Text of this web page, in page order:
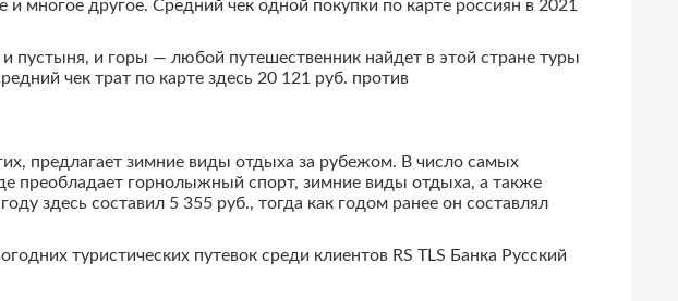
многое другое. Средний чек одной покупки по карте россиян в 2021
пустыня, и горы — любой путешественник найдет в этой стране туры
чек трат по карте здесь 20 121 руб. против
предлагает зимние виды отдыха за рубежом. В число самых
преобладает горнолыжный спорт, зимние виды отдыха, а также
здесь составил 5 355 руб., тогда как годом ранее он составлял
туристических путевок среди клиентов RS TLS Банка Русский